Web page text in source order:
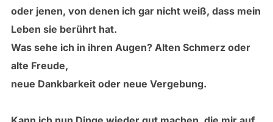
oder jenen, von denen ich gar nicht weiß, dass mein
Leben sie berührt hat.
Was sehe ich in ihren Augen? Alten Schmerz oder
alte Freude,
neue Dankbarkeit oder neue Vergebung.